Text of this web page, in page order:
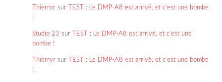
Thierryr sur
TEST : Le DMP-A8 est arrivé, et c’est une bombe
!
Studio 23 sur
TEST : Le DMP-A8 est arrivé, et c’est une
bombe !
Thierryr sur
TEST : Le DMP-A8 est arrivé, et c’est une bombe
!